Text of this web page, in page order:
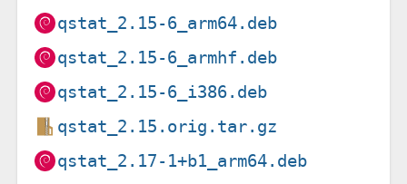
qstat_2.15-6_arm64.deb
qstat_2.15-6_armhf.deb
qstat_2.15-6_i386.deb
qstat_2.15.orig.tar.gz
qstat_2.17-1+b1_arm64.deb